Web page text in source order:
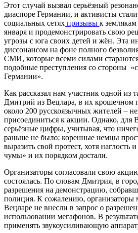
Этот случай вызвал серьёзный
диаспоре Германии, и активисты стали
социальных сетях призывы к
января и продемонстрировать свою
угрозы с юга своих детей и жён. Эта
диссонансом на фоне полного
СМИ, которые всеми силами
подобные преступления со стороны
Германии».
Как рассказал нам участник одной из
Дмитрий из Вецлара, в их крошечном
около 200 русскоязычных жителей –
присоединиться к акции. Однако, для
серьёзные цифры, учитывая, что
раньше не было: коренные немцы
выразить свой протест, хотя наглость
чумы» и их порядком достали.
Организаторы согласовали свою
состоялась. По словам Дмитрия, в
разрешения на демонстрацию,
полиция. К сожалению, организаторы
Вецларе не внесли в запрос о
использовании мегафонов. В
применять звукоусиливающую